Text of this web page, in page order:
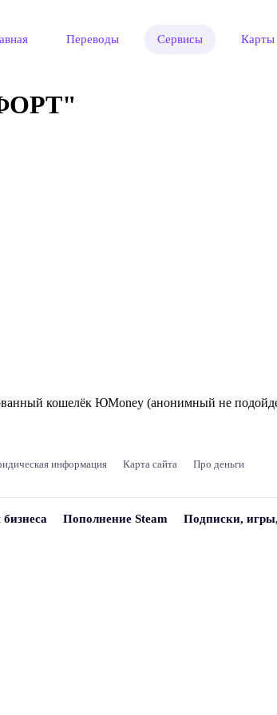
Переводы Сервисы Карты
кошелёк ЮMoney (анонимный не
информация Карта сайта Про деньги
Пополнение Steam Подписки,